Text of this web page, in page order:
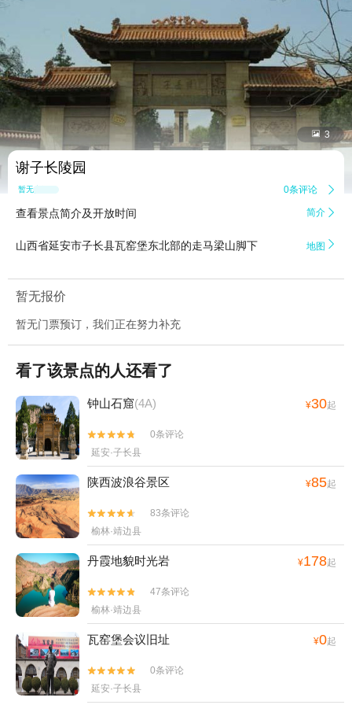
 3
谢子长陵园
暂无点评 0条评论 
查看景点简介及开放时间 简介 
山西省延安市子长县瓦窑堡东北部的走马梁山脚下 地图 
暂无报价
暂无门票预订，我们正在努力补充
看了该景点的人还看了
钟山石窟(4A) ¥30起


0条评论
延安·子长县
陕西波浪谷景区 ¥85起


83条评论
榆林·靖边县
丹霞地貌时光岩 ¥178起


47条评论
榆林·靖边县
瓦窑堡会议旧址 ¥0起


0条评论
延安·子长县